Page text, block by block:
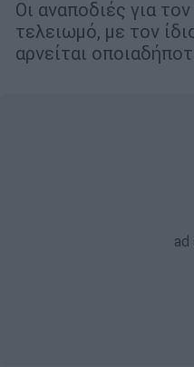
Οι αναποδιές για
τελειωμό, με τον
αρνείται